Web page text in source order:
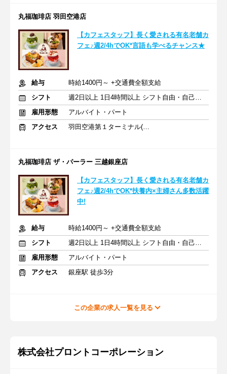
丸福珈琲店 羽田空港店
【カフェスタッフ】長く愛される有名老舗カ
フェ♪週2/4hでOK*言語も学べるチャンス★
給与
時給1400円～ +交通費全額支給
シフト
週2日以上 1日4時間以上 シフト自由・自己申告
雇用形態
アルバイト・パート
アクセス
羽田空港第１ターミナル(東京モノレール・ＪＡＬ利用)駅 徒歩3分
丸福珈琲店 ザ・パーラー 三越銀座店
【カフェスタッフ】長く愛される有名老舗カ
フェ♪週2/4hでOK*扶養内×主婦さん多数活躍
中!
給与
時給1400円～ +交通費全額支給
シフト
週2日以上 1日4時間以上 シフト自由・自己申告
雇用形態
アルバイト・パート
アクセス
銀座駅 徒歩3分
この企業の求人一覧を見る
株式会社プロントコーポレーション